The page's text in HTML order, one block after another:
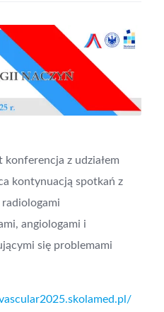
z udziałem
kontynuacją spotkań z
angiologami i
się problemami